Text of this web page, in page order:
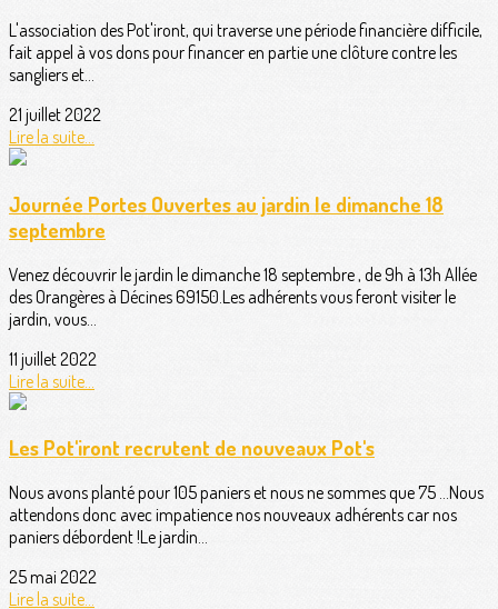
L'association des Pot'iront, qui traverse une période financière difficile,
fait appel à vos dons pour financer en partie une clôture contre les
sangliers et...
21 juillet 2022
Lire la suite...
Journée Portes Ouvertes au jardin le dimanche 18
septembre
Venez découvrir le jardin le dimanche 18 septembre , de 9h à 13h Allée
des Orangères à Décines 69150.Les adhérents vous feront visiter le
jardin, vous...
11 juillet 2022
Lire la suite...
Les Pot'iront recrutent de nouveaux Pot's
Nous avons planté pour 105 paniers et nous ne sommes que 75 ...Nous
attendons donc avec impatience nos nouveaux adhérents car nos
paniers débordent !Le jardin...
25 mai 2022
Lire la suite...